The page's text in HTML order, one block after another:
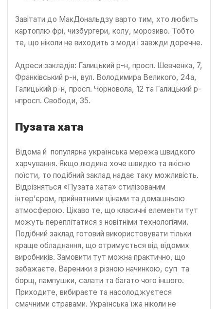
Завітати до МакДональдзу варто тим, хто любить
картоплю фрі, чизбургери, колу, морозиво. Тобто
те, що ніколи не виходить з моди і завжди доречне.
Адреси закладів: Галицький р-н, просп. Шевченка, 7,
Франківський р-н, вул. Володимира Великого, 24а,
Галицький р-н, просп. Чорновола, 12 та Галицький р-
нпросп. Свободи, 35.
Пузата хата
Відома й популярна українська мережа швидкого
харчування. Якщо людина хоче швидко та якісно
поїсти, то подібний заклад надає таку можливість.
Відрізняться «Пузата хата» стилізованим
інтер’єром, прийнятними цінами та домашньою
атмосферою. Цікаво те, що класичні елементи тут
можуть переплітатися з новітніми технологіями.
Подібний заклад готовий використовувати тільки
краще обладнання, що отримується від відомих
виробників. Замовити тут можна практично, що
забажаєте. Вареники з різною начинкою, суп та
борщ, пампушки, салати та багато чого іншого.
Приходите, вибираєте та насолоджуєтеся
смачними стравами. Українська їжа ніколи не